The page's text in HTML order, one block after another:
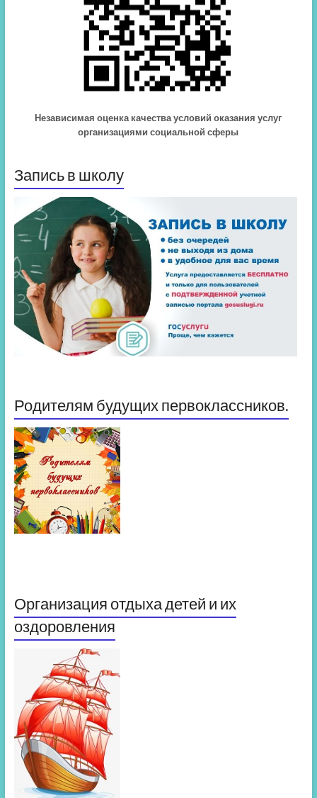
Независимая оценка качества условий оказания услуг
организациями социальной сферы
Запись в школу
Родителям будущих первоклассников.
Организация отдыха детей и их
оздоровления